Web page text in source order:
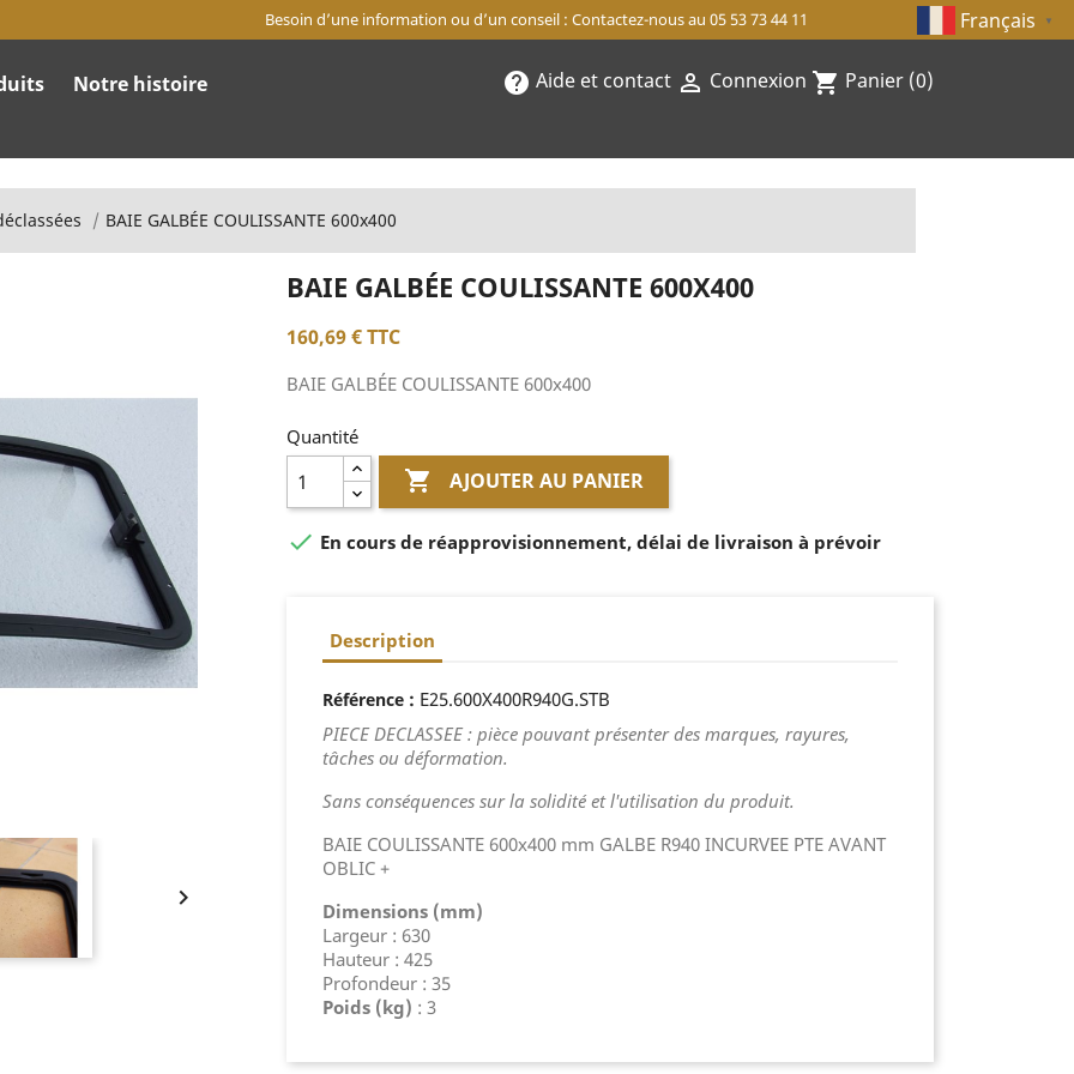
Besoin d’une information ou d’un conseil : Contactez-nous au 05 53 73 44 11 Français ▼
Notre histoire help Aide et contact  Connexion shopping_cart Panier (0)
BAIE GALBÉE COULISSANTE 600x400

BAIE GALBÉE COULISSANTE 600X400
160,69 €TTC
BAIE GALBÉE COULISSANTE 600x400
Quantité
 AJOUTER AU PANIER
 En cours de réapprovisionnement, délai de livraison à prévoir
Description
Référence : E25.600X400R940G.STB
PIECE DECLASSEE : pièce pouvant présenter des marques, rayures,
tâches ou déformation.
Sans conséquences sur la solidité et l'utilisation du produit.
BAIE COULISSANTE 600x400 mm GALBE R940 INCURVEE PTE AVANT
OBLIC +
Dimensions (mm)
Largeur : 630
Hauteur : 425
Profondeur : 35
Poids (kg) : 3